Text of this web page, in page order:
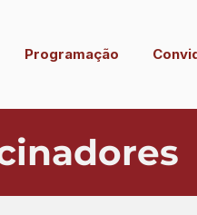
Programação